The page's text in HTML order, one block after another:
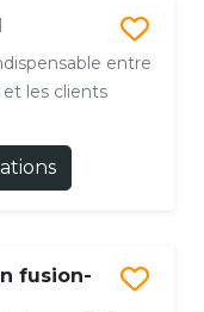
entre
les clients
fusion-